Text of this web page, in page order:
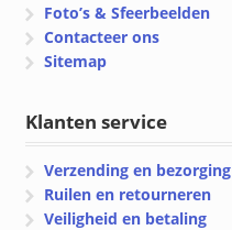
Foto’s & Sfeerbeelden
Contacteer ons
Sitemap
Klanten service
Verzending en bezorging
Ruilen en retourneren
Veiligheid en betaling